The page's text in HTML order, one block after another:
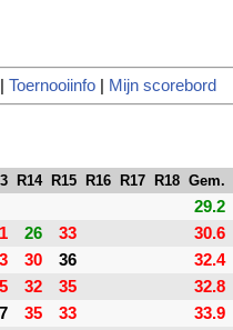
Toernooiinfo| Mijn scorebord
R14 R15 R16 R17 R18 Gem.
29.2
26 33 30.6
30 36 32.4
32 35 32.8
35 33 33.9